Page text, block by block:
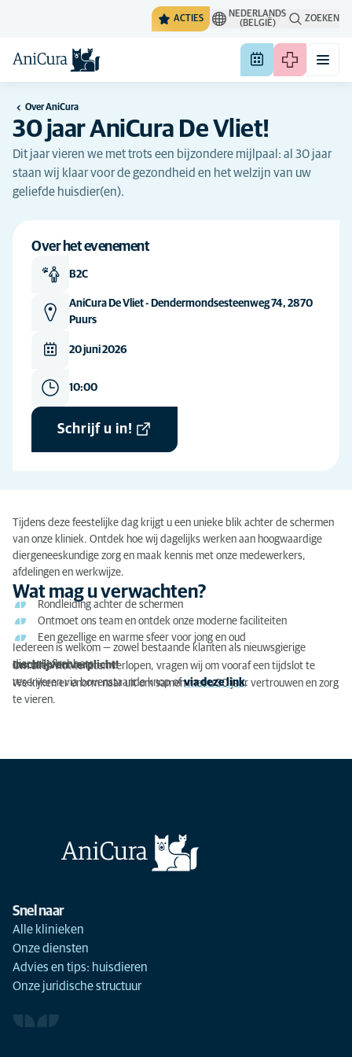
ACTIES
NEDERLANDS
(BELGIË)
ZOEKEN
Over AniCura
30 jaar AniCura De Vliet!
Dit jaar vieren we met trots een bijzondere mijlpaal: al 30 jaar
staan wij klaar voor de gezondheid en het welzijn van uw
geliefde huisdier(en).
Over het evenement
B2C
AniCura De Vliet - Dendermondsesteenweg 74, 2870
Puurs
20 juni 2026
10:00
Schrijf u in!
Tijdens deze feestelijke dag krijgt u een unieke blik achter de schermen
van onze kliniek. Ontdek hoe wij dagelijks werken aan hoogwaardige
diergeneeskundige zorg en maak kennis met onze medewerkers,
afdelingen en werkwijze.
Wat mag u verwachten?
Rondleiding achter de schermen
Ontmoet ons team en ontdek onze moderne faciliteiten
Een gezellige en warme sfeer voor jong en oud
Iedereen is welkom — zowel bestaande klanten als nieuwsgierige
dierenliefhebbers!
Inschrijven verplicht!
Om alles vlot te laten verlopen, vragen wij om vooraf een tijdslot te
reserveren via bovenstaande knop ofvia deze link.
We kijken er enorm naar uit om samen met u 30 jaar vertrouwen en zorg
te vieren.
Snel naar
Alle klinieken
Onze diensten
Advies en tips: huisdieren
Onze juridische structuur